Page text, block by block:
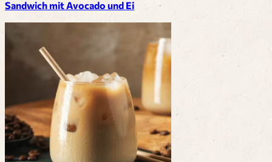
Sandwich mit Avocado und Ei